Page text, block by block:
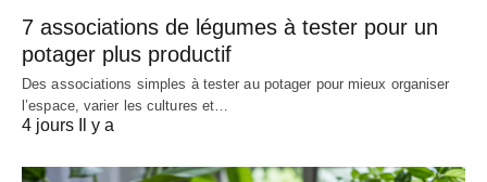
7 associations de légumes à tester pour un
potager plus productif
Des associations simples à tester au potager pour mieux organiser
l’espace, varier les cultures et…
4 jours Il y a